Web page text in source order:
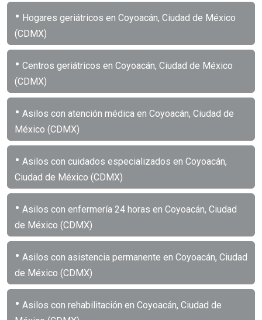
• Hogares geriátricos en Coyoacán, Ciudad de México
(CDMX)
• Centros geriátricos en Coyoacán, Ciudad de México
(CDMX)
• Asilos con atención médica en Coyoacán, Ciudad de
México (CDMX)
• Asilos con cuidados especializados en Coyoacán,
Ciudad de México (CDMX)
• Asilos con enfermería 24 horas en Coyoacán, Ciudad
de México (CDMX)
• Asilos con asistencia permanente en Coyoacán, Ciudad
de México (CDMX)
• Asilos con rehabilitación en Coyoacán, Ciudad de